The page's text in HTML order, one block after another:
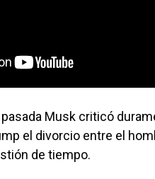
Musk criticó
el divorcio entre el
de tiempo.